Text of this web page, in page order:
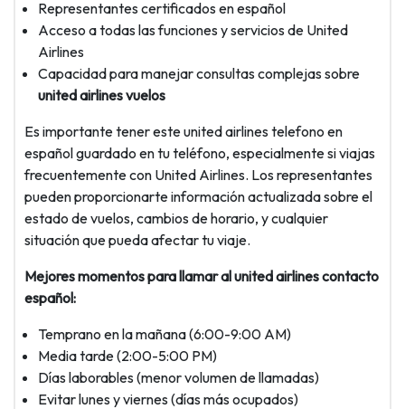
Representantes certificados en español
Acceso a todas las funciones y servicios de United
Airlines
Capacidad para manejar consultas complejas sobre
united airlines vuelos
Es importante tener este united airlines telefono en
español guardado en tu teléfono, especialmente si viajas
frecuentemente con United Airlines. Los representantes
pueden proporcionarte información actualizada sobre el
estado de vuelos, cambios de horario, y cualquier
situación que pueda afectar tu viaje.
Mejores momentos para llamar al united airlines contacto
español:
Temprano en la mañana (6:00-9:00 AM)
Media tarde (2:00-5:00 PM)
Días laborables (menor volumen de llamadas)
Evitar lunes y viernes (días más ocupados)